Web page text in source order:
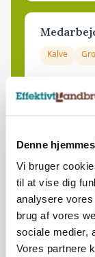
Denne
Vi bruger
til at vise dig
analysere
brug af vores
sociale medier,
Vores partnere
Kalve
6270,